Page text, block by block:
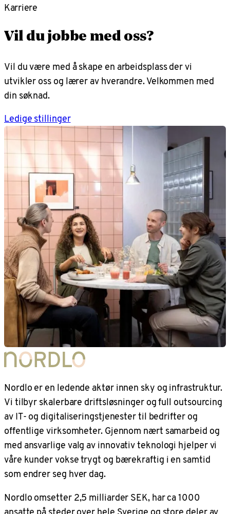
Karriere
Vil du jobbe med oss?
Vil du være med å skape en arbeidsplass der vi
utvikler oss og lærer av hverandre. Velkommen med
din søknad.
Ledige stillinger
Nordlo er en ledende aktør innen sky og infrastruktur.
Vi tilbyr skalerbare driftsløsninger og full outsourcing
av IT- og digitaliseringstjenester til bedrifter og
offentlige virksomheter. Gjennom nært samarbeid og
med ansvarlige valg av innovativ teknologi hjelper vi
våre kunder vokse trygt og bærekraftig i en samtid
som endrer seg hver dag.
Nordlo omsetter 2,5 milliarder SEK, har ca 1000